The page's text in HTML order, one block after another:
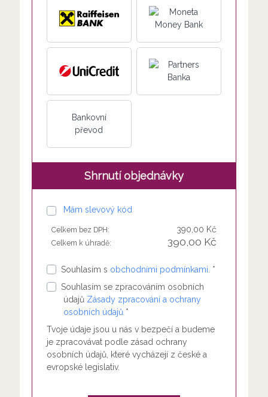
Bankovní
převod
Shrnutí objednávky
Mám slevový kód
Celkem bez DPH: 390,00 Kč
Celkem k úhradě: 390,00 Kč
Souhlasím s obchodními podmínkami . *
Souhlasím se zpracováním osobních
údajů Zásady zpracování a ochrany
osobních údajů*
Tvoje údaje jsou u nás v bezpečí a budeme
je zpracovávat podle zásad ochrany
osobních údajů, které vycházejí z české a
evropské legislativ.